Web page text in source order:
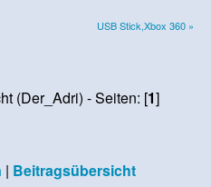
USB Stick,Xbox 360 »
(Der_Adri) - Seiten: [1]
| Beitragsübersicht